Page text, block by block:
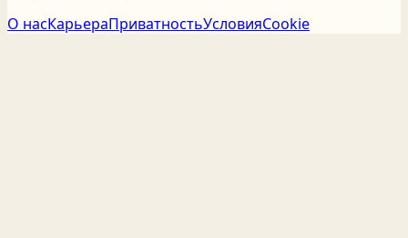
О насКарьераПриватностьУсловияCookie